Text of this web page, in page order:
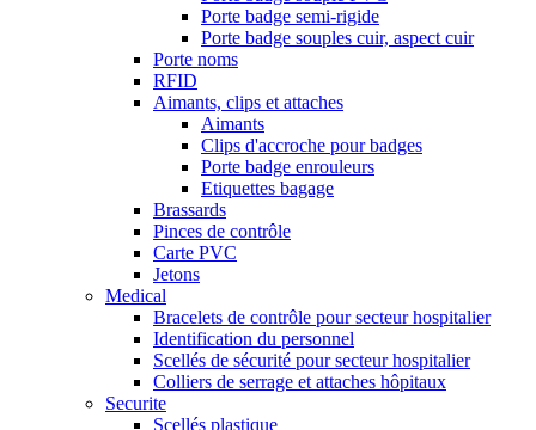
Porte badge semi-rigide
Porte badge souples cuir, aspect cuir
Porte noms
RFID
Aimants, clips et attaches
Aimants
Clips d'accroche pour badges
Porte badge enrouleurs
Etiquettes bagage
Brassards
Pinces de contrôle
Carte PVC
Jetons
Medical
Bracelets de contrôle pour secteur hospitalier
Identification du personnel
Scellés de sécurité pour secteur hospitalier
Colliers de serrage et attaches hôpitaux
Securite
Scellés plastique